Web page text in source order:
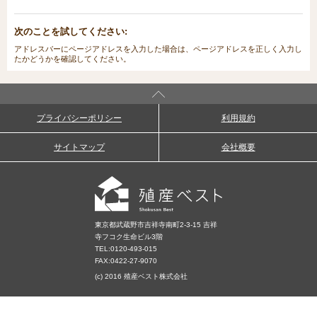
次のことを試してください:
アドレスバーにページアドレスを入力した場合は、ページアドレスを正しく入力し
たかどうかを確認してください。
プライバシーポリシー 利用規約
サイトマップ 会社概要
東京都武蔵野市吉祥寺南町2-3-15 吉祥
寺フコク生命ビル3階
TEL:0120-493-015
FAX:0422-27-9070
(c) 2016 殖産ベスト株式会社